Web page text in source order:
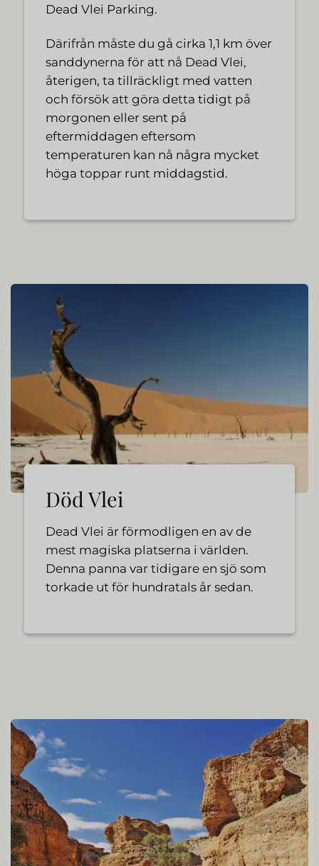
Dead Vlei Parking.
Därifrån måste du gå cirka 1,1 km över
sanddynerna för att nå Dead Vlei,
återigen, ta tillräckligt med vatten
och försök att göra detta tidigt på
morgonen eller sent på
eftermiddagen eftersom
temperaturen kan nå några mycket
höga toppar runt middagstid.
Död Vlei
Dead Vlei är förmodligen en av de
mest magiska platserna i världen.
Denna panna var tidigare en sjö som
torkade ut för hundratals år sedan.